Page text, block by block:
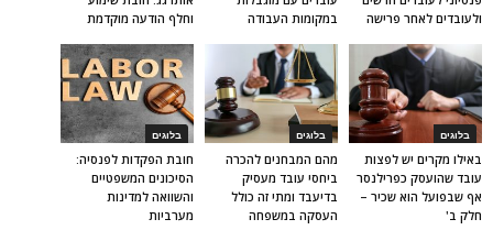
וחלף הודעה מוקדמת
במקומות העבודה
ולעובדים לאחר פרישה
בלוגים
חובת הפקדות לפנסיה:
הסיכונים המשפטיים
והשוואה למדינות
מערביות
בלוגים
מהם המבחנים להכרה
ביחסי עובד מעסיק
בדיעבד ומתי זה כולל
העסקה במשפחה
בלוגים
באילו מקרים יש לפצות
עובד שהועסק כפרילנסר
אף שבפועל הוא שכיר –
חלק ב'